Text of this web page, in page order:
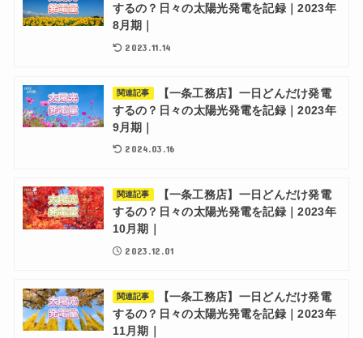
するの？日々の太陽光発電を記録｜2023年
8月期｜
2023.11.14
関連記事
【一条工務店】一日どんだけ発電
するの？日々の太陽光発電を記録｜2023年
9月期｜
2024.03.16
関連記事
【一条工務店】一日どんだけ発電
するの？日々の太陽光発電を記録｜2023年
10月期｜
2023.12.01
関連記事
【一条工務店】一日どんだけ発電
するの？日々の太陽光発電を記録｜2023年
11月期｜